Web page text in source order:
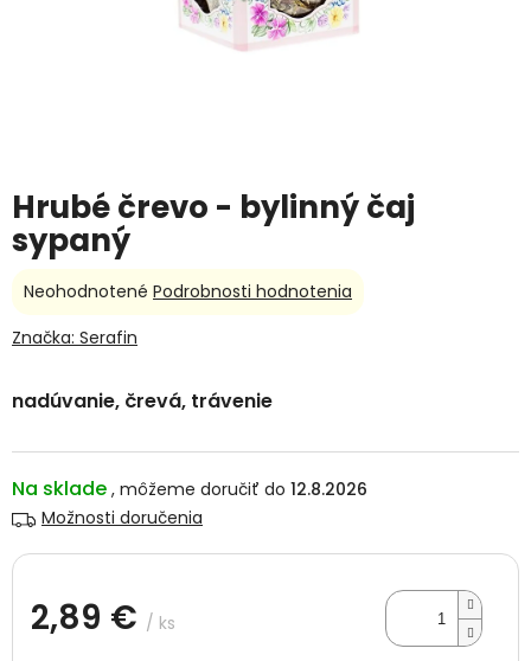
Hrubé črevo - bylinný čaj
sypaný
Na sklade
12.8.2026
Možnosti doručenia
2,89 € / ks
nadúvanie, črevá, trávenie
Priemerné
produktu
z
hviezdičiek.
Neohodnotené Podrobnosti hodnotenia
Značka: Serafin